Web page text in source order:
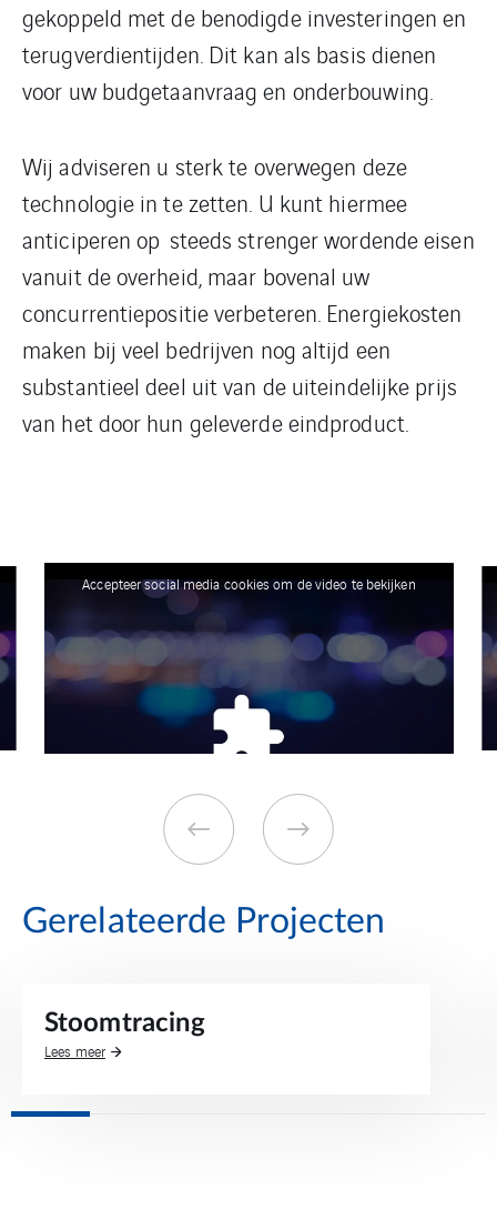
gekoppeld met de benodigde investeringen en
terugverdientijden. Dit kan als basis dienen
voor uw budgetaanvraag en onderbouwing.
Wij adviseren u sterk te overwegen deze
technologie in te zetten. U kunt hiermee
anticiperen op steeds strenger wordende eisen
vanuit de overheid, maar bovenal uw
concurrentiepositie verbeteren. Energiekosten
maken bij veel bedrijven nog altijd een
substantieel deel uit van de uiteindelijke prijs
van het door hun geleverde eindproduct.
Accepteer social media cookies om de video te bekijken
Gerelateerde Projecten
Stoomtracing
Lees meer